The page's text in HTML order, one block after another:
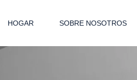
HOGAR SOBRE NOSOTROS